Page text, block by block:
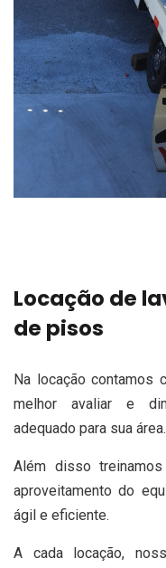
Locação de
de pisos
Na locação contamos
melhor avaliar e
adequado para sua área.
Além disso
aproveitamento do
ágil e eficiente.
A cada locação,